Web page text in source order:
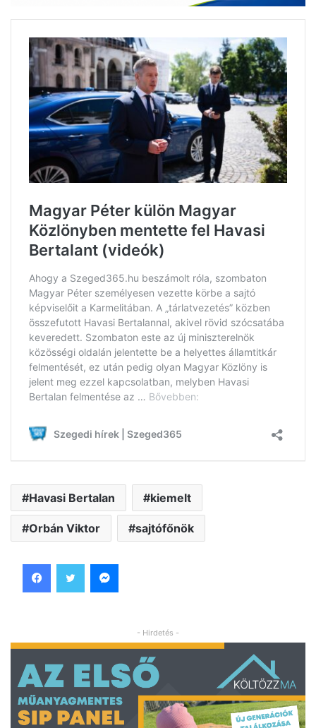
Havasi Bertalan kiemelt
Orbán Viktor sajtófőnök
- Hirdetés -